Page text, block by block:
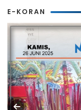
E-KORAN